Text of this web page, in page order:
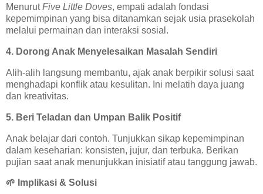
MenurutFive Little Doves, empati adalah fondasi
kepemimpinan yang bisa ditanamkan sejak usia prasekolah
melalui permainan dan interaksi sosial.
4. Dorong Anak Menyelesaikan Masalah Sendiri
Alih-alih langsung membantu, ajak anak berpikir solusi saat
menghadapi konflik atau kesulitan. Ini melatih daya juang
dan kreativitas.
5. Beri Teladan dan Umpan Balik Positif
Anak belajar dari contoh. Tunjukkan sikap kepemimpinan
dalam keseharian: konsisten, jujur, dan terbuka. Berikan
pujian saat anak menunjukkan inisiatif atau tanggung jawab.
🌱 Implikasi & Solusi